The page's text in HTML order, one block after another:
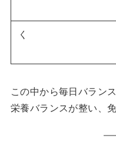
く
この中から毎日バラン
栄養バランスが整い、